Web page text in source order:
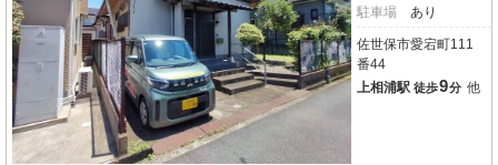
駐車場
あり
佐世保市愛宕町111
番44
上相浦駅 徒歩9分 他